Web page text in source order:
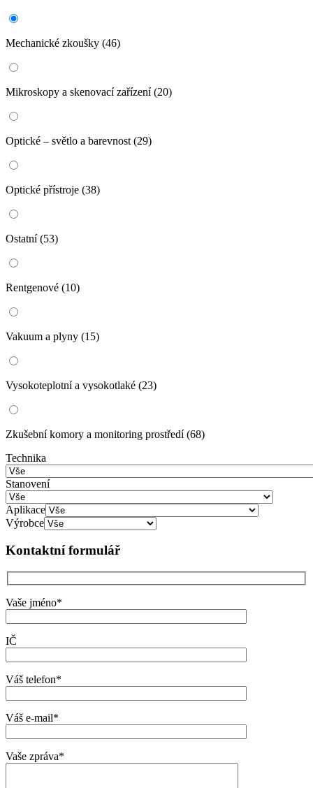
Mechanické zkoušky (46)
Mikroskopy a skenovací zařízení(20)
Optické – světlo a barevnost (29)
Optické přístroje (38)
Ostatní(53)
Rentgenové (10)
Vakuum a plyny (15)
Vysokoteplotní a vysokotlaké (23)
Zkušební komory a monitoring prostředí(68)
Technika
Stanovení
Aplikace
Výrobce
Kontaktní formulář
Vaše jméno*
IČ
Váš telefon*
Váš e-mail*
Vaše zpráva*